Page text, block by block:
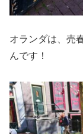
オランダは、売
んです！